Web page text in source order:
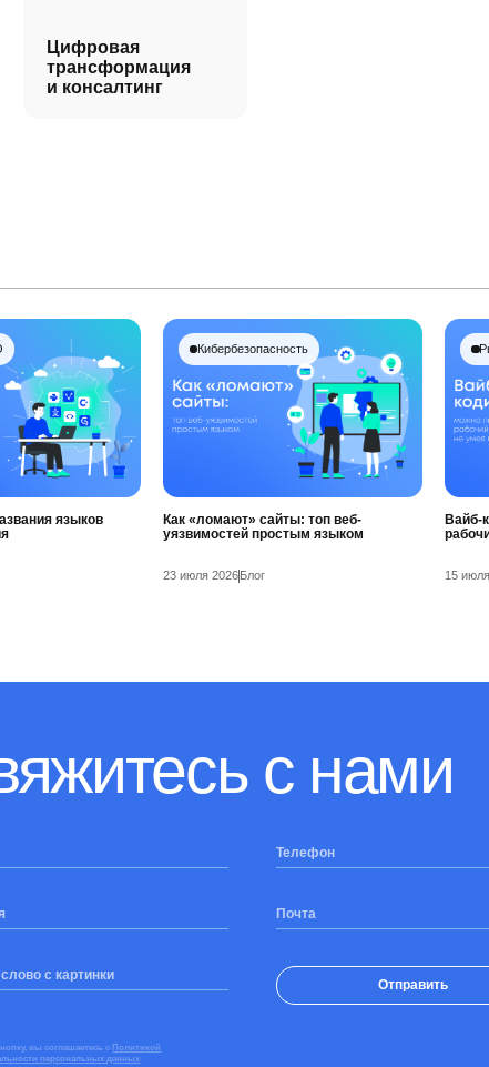
Цифровая
трансформация
и консалтинг
языков
Кибербезопасность
Как «ломают» сайты: топ веб-
уязвимостей простым языком
23 июля 2026 Блог
Вайб-
15
с нами
Телефон
Почта
с картинки
Отправить
вы соглашаетесь с Политикой
персональных данных